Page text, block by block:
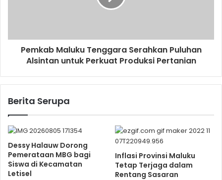
Pemkab Maluku Tenggara Serahkan Puluhan
Alsintan untuk Perkuat Produksi Pertanian
Berita Serupa
Dessy Halauw Dorong
Pemerataan MBG bagi
Siswa di Kecamatan
Letisel
Inflasi Provinsi Maluku
Tetap Terjaga dalam
Rentang Sasaran